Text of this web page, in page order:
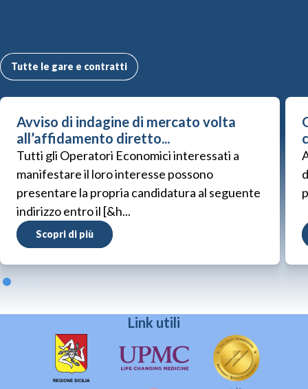
Tutte le gare e contratti
Avviso di indagine di mercato volta
all’affidamento diretto...
Tutti gli Operatori Economici interessati a
manifestare il loro interesse possono
presentare la propria candidatura al seguente
indirizzo entro il [&h...
Scopri di più
Link utili